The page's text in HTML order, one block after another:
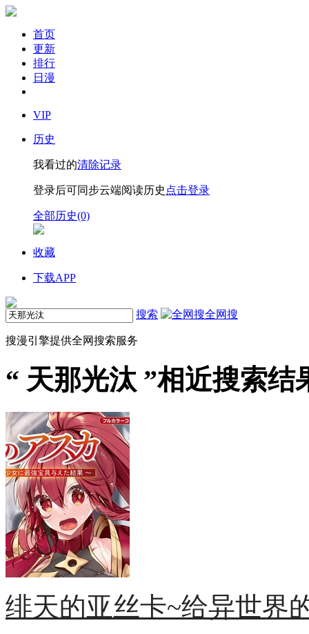
首页
更新
排行
日漫
VIP
历史
我看过的清除记录
登录后可同步云端阅读历史 点击登录
全部历史(0)
收藏
下载APP
搜索 全网搜
搜漫引擎提供全网搜索服务
“ 天那光汰 ”相近搜索结
绯天的亚丝卡~给异世界